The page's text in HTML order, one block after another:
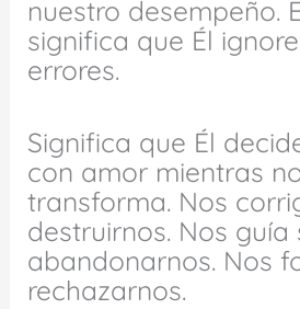
nuestro desempeño.
significa que Él
errores.
Significa que Él
con amor mientras
transforma. Nos
destruirnos. Nos guía
abandonarnos. Nos
rechazarnos.